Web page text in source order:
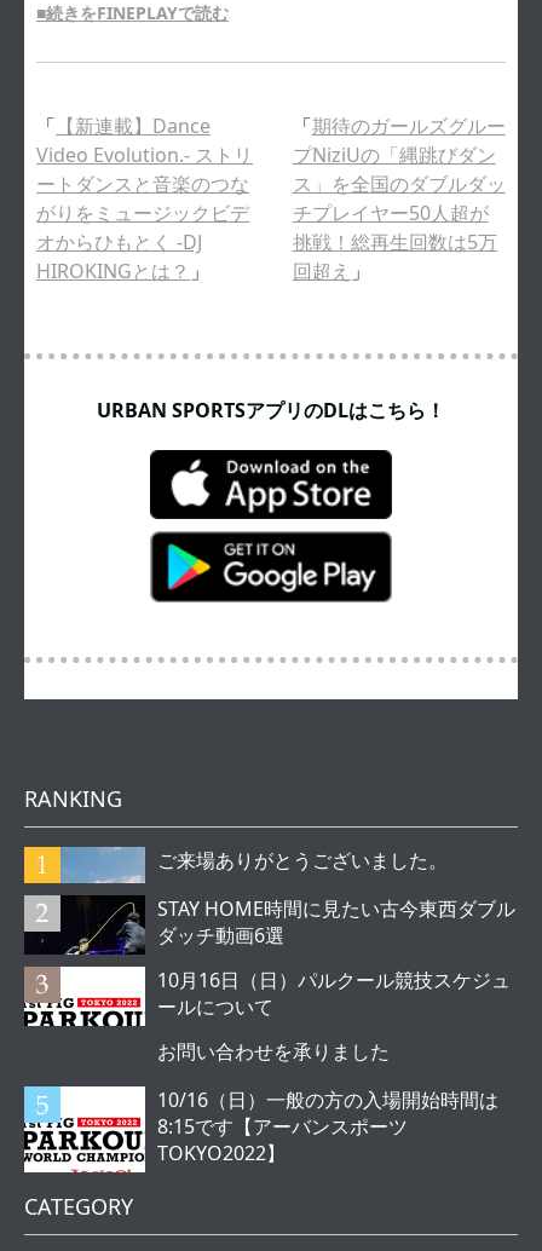
■続きをFINEPLAYで読む
「 【新連載】Dance
Video Evolution.- ストリ
ートダンスと音楽のつな
がりをミュージックビデ
オからひもとく -DJ
HIROKINGとは？ 」
「期待のガールズグルー
プNiziUの「縄跳びダン
ス」を全国のダブルダッ
チプレイヤー50⼈超が
挑戦！総再生回数は5万
回超え 」
URBAN SPORTSアプリのDLはこちら！
RANKING
ご来場ありがとうございました。
STAY HOME時間に見たい古今東西ダブル
ダッチ動画6選
10月16日（日）パルクール競技スケジュ
ールについて
お問い合わせを承りました
10/16（日）一般の方の入場開始時間は
8:15です【アーバンスポーツ
TOKYO2022】
CATEGORY